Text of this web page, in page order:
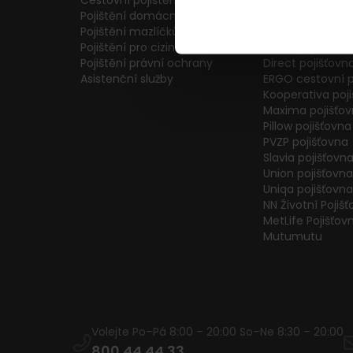
Pojištění domácnosti
Pojištění mazlíčků
Pojištění pro cizince
Pojištění právní ochrany
Asistenční služby
Direct
ERGO cestovní
Kooperativa
Maxima
Pillow pojišťovna
PVZP pojišťovna
Slavia pojišťovna
Union pojišťovna
Uniqa pojišťovna
NN Životní
MetLife
Mutumutu
Volejte Po–Pá 8:00 – 20:00 So–Ne 8:30 – 20:00